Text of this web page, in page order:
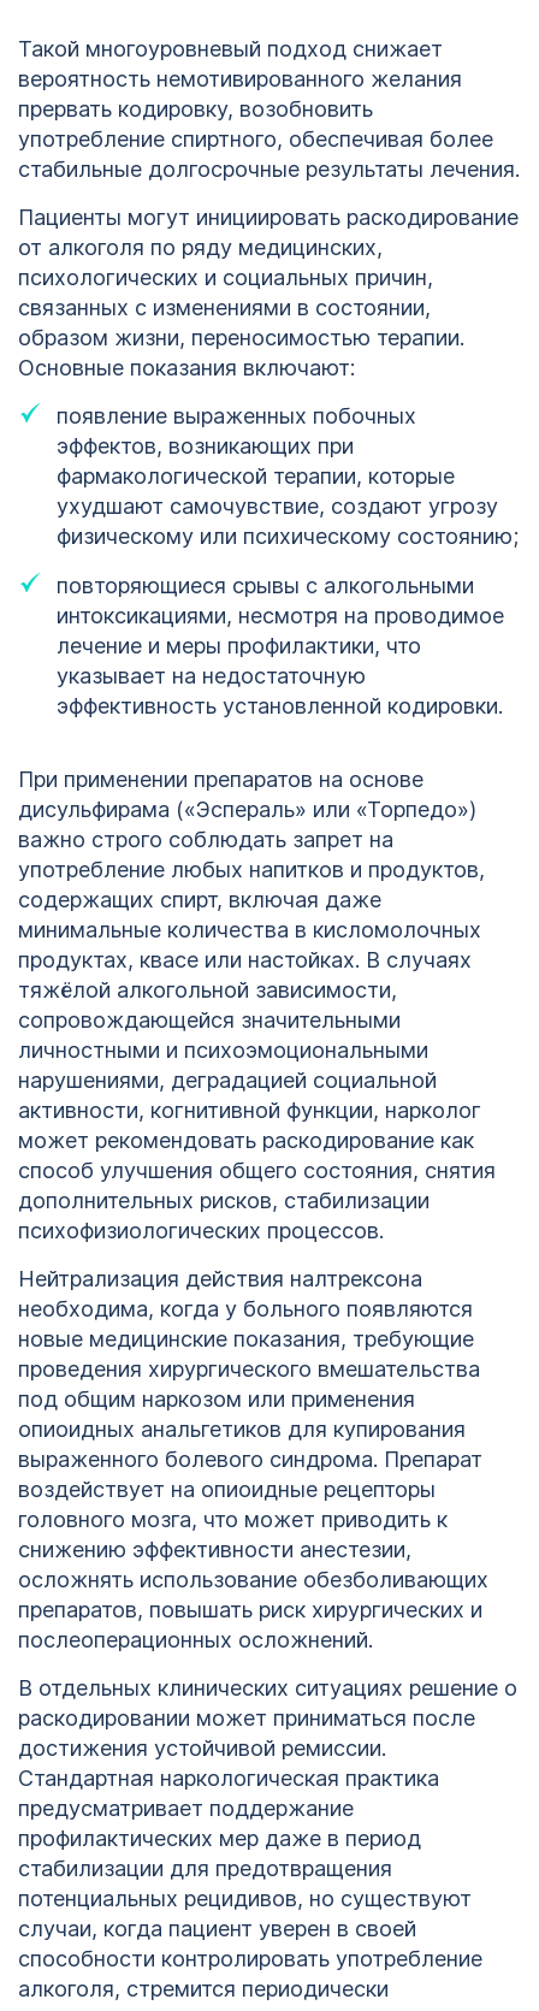
Такой многоуровневый подход снижает
вероятность немотивированного желания
прервать кодировку, возобновить
употребление спиртного, обеспечивая более
стабильные долгосрочные результаты лечения.
Пациенты могут инициировать раскодирование
от алкоголя по ряду медицинских,
психологических и социальных причин,
связанных с изменениями в состоянии,
образом жизни, переносимостью терапии.
Основные показания включают:
появление выраженных побочных
эффектов, возникающих при
фармакологической терапии, которые
ухудшают самочувствие, создают угрозу
физическому или психическому состоянию;
повторяющиеся срывы с алкогольными
интоксикациями, несмотря на проводимое
лечение и меры профилактики, что
указывает на недостаточную
эффективность установленной кодировки.
При применении препаратов на основе
дисульфирама («Эспераль» или «Торпедо»)
важно строго соблюдать запрет на
употребление любых напитков и продуктов,
содержащих спирт, включая даже
минимальные количества в кисломолочных
продуктах, квасе или настойках. В случаях
тяжёлой алкогольной зависимости,
сопровождающейся значительными
личностными и психоэмоциональными
нарушениями, деградацией социальной
активности, когнитивной функции, нарколог
может рекомендовать раскодирование как
способ улучшения общего состояния, снятия
дополнительных рисков, стабилизации
психофизиологических процессов.
Нейтрализация действия налтрексона
необходима, когда у больного появляются
новые медицинские показания, требующие
проведения хирургического вмешательства
под общим наркозом или применения
опиоидных анальгетиков для купирования
выраженного болевого синдрома. Препарат
воздействует на опиоидные рецепторы
головного мозга, что может приводить к
снижению эффективности анестезии,
осложнять использование обезболивающих
препаратов, повышать риск хирургических и
послеоперационных осложнений.
В отдельных клинических ситуациях решение о
раскодировании может приниматься после
достижения устойчивой ремиссии.
Стандартная наркологическая практика
предусматривает поддержание
профилактических мер даже в период
стабилизации для предотвращения
потенциальных рецидивов, но существуют
случаи, когда пациент уверен в своей
способности контролировать употребление
алкоголя, стремится периодически
ОСТАВИТЬ ЗАЯВКУ
конфиденциальности
Кодирование
алкоголизма
Кемерово
ОСТАВИТЬ ЗАЯВКУ
политикой
конфиденциальности